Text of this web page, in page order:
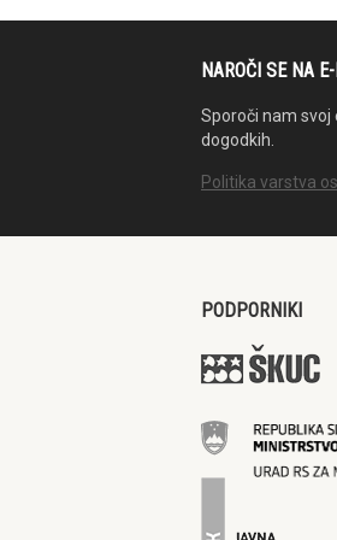
NAROČI SE NA
Sporoči nam svoj
dogodkih.
Politika varstva
PODPORNIKI